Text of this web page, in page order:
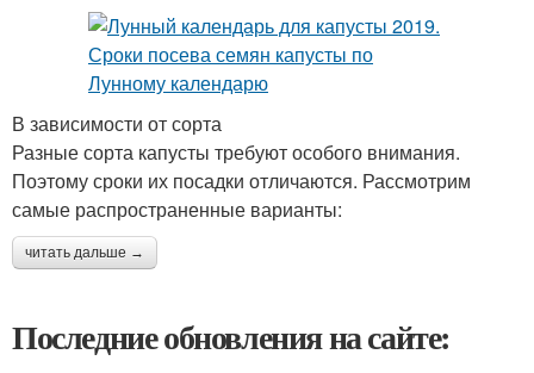
В зависимости от сорта
Разные сорта капусты требуют особого внимания.
Поэтому сроки их посадки отличаются. Рассмотрим
самые распространенные варианты:
читать дальше →
Последние обновления на сайте: